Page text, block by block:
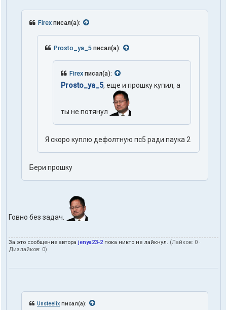
Firex писал(а):
Prosto_ya_5 писал(а):
Firex писал(а):
Prosto_ya_5, еще и прошку купил, а
ты не потянул
Я скоро куплю дефолтную пс5 ради паука 2
Бери прошку
Говно без задач.
За это сообщение автора jenya23-2 пока никто не лайкнул. (Лайков: 0 ·
Дизлайков: 0)
Unsteelix писал(а):